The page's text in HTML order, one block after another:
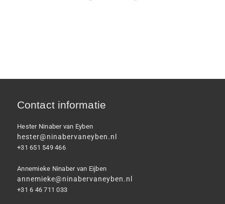
Contact informatie
Hester Ninaber van Eyben
hester@ninabervaneyben.nl
+31 651 549 466
Annemieke Ninaber van Eijben
annemieke@ninabervaneyben.nl
+31 6 46 711 033